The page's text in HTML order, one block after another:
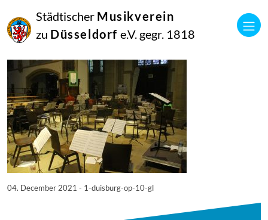
Städtischer Musikverein
zu Düsseldorf e.V. gegr. 1818
Dezember
2021
Manfred Hill
04. December 2021 - 1-duisburg-op-10-gl